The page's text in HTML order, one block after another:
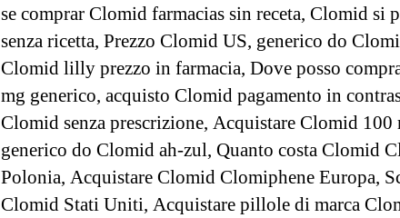
se comprar Clomid farmacias sin receta, Clomid si
senza ricetta, Prezzo Clomid US, generico do
Clomid lilly prezzo in farmacia, Dove posso
mg generico, acquisto Clomid pagamento in
Clomid senza prescrizione, Acquistare Clomid 100
generico do Clomid ah-zul, Quanto costa Clomid
Polonia, Acquistare Clomid Clomiphene Europa,
Clomid Stati Uniti, Acquistare pillole di marca